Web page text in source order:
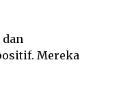
dan
Mereka